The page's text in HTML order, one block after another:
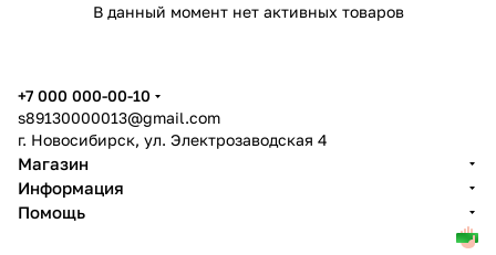
В данный момент нет активных товаров
+7 000 000-00-10
s89130000013@gmail.com
г. Новосибирск, ул. Электрозаводская 4
Магазин
Информация
Помощь